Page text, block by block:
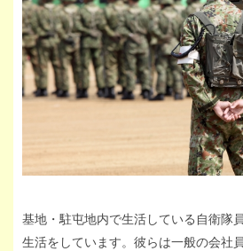
基地・駐屯地内で生活している自衛隊
生活をしています。彼らは一般の会社